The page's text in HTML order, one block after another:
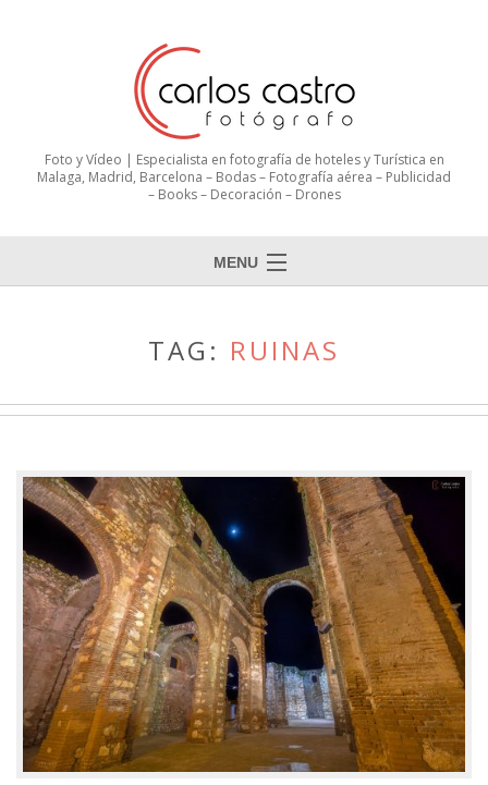
Foto y Vídeo | Especialista en fotografía de hoteles y Turística en
Malaga, Madrid, Barcelona – Bodas – Fotografía aérea – Publicidad
– Books – Decoración – Drones
MENU
TAG: RUINAS